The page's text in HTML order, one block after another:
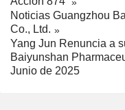
Noticias Guangzhou
Co., Ltd.
Yang Jun Renuncia a
Baiyunshan
Junio de 2025